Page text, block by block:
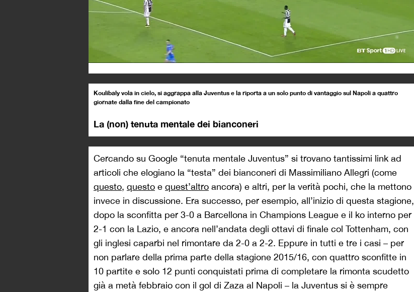
Koulibaly vola in cielo, si aggrappa alla Juventus e la riporta a un solo punto di vantaggio sul Napoli a quattro
giornate dalla fine del campionato
La (non) tenuta mentale dei bianconeri
Cercando su Google “tenuta mentale Juventus” si trovano tantissimi link ad
articoli che elogiano la “testa” dei bianconeri di Massimiliano Allegri (come
questo, questo e quest’altro ancora) e altri, per la verità pochi, che la mettono
invece in discussione. Era successo, per esempio, all’inizio di questa stagione,
dopo la sconfitta per 3-0 a Barcellona in Champions League e il ko interno per
2-1 con la Lazio, e ancora nell’andata degli ottavi di finale col Tottenham, con
gli inglesi caparbi nel rimontare da 2-0 a 2-2. Eppure in tutti e tre i casi – per
non parlare della prima parte della stagione 2015/16, con quattro sconfitte in
10 partite e solo 12 punti conquistati prima di completare la rimonta scudetto
già a metà febbraio con il gol di Zaza al Napoli – la Juventus si è sempre